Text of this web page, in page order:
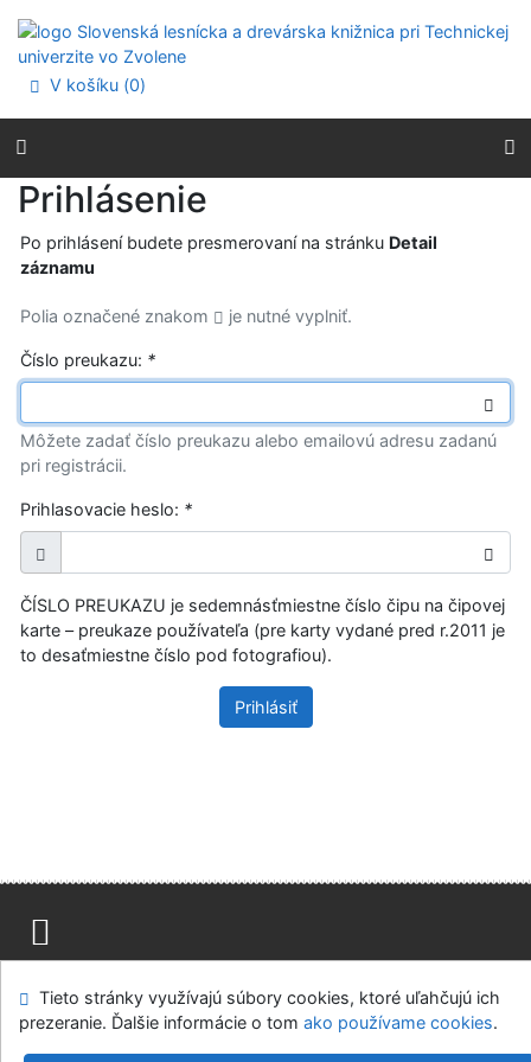
Prejsť na menu
Prehlásenie o webovej prístupnosti
V košíku (0)
Prihlásenie
Po prihlásení budete presmerovaní na stránku Detail
záznamu
Polia označené znakom je nutné vyplniť.
Číslo preukazu: *
Môžete zadať číslo preukazu alebo emailovú adresu zadanú
pri registrácii.
Prihlasovacie heslo: *
ČÍSLO PREUKAZU je sedemnásťmiestne číslo čipu na čipovej
karte – preukaze používateľa (pre karty vydané pred r.2011 je
to desaťmiestne číslo pod fotografiou).
Prihlásiť
Modul OpenSearch
Napíšte nám Nastavenie cookies
Tieto stránky využívajú súbory cookies, ktoré uľahčujú ich
prezeranie. Ďalšie informácie o tom ako používame cookies.